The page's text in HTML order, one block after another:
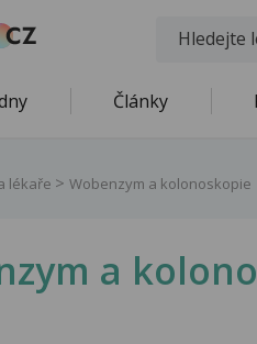
Články
lékaře Wobenzym a kolonoskopie
a